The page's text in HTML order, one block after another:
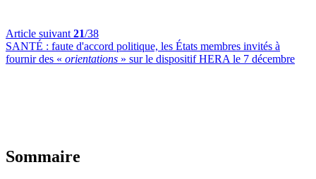
Article suivant 21/38
SANTÉ : faute d'accord politique, les États membres invités à
fournir des « orientations » sur le dispositif HERA le 7 décembre
Sommaire